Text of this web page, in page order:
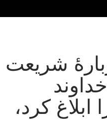
شریعت
کرد،